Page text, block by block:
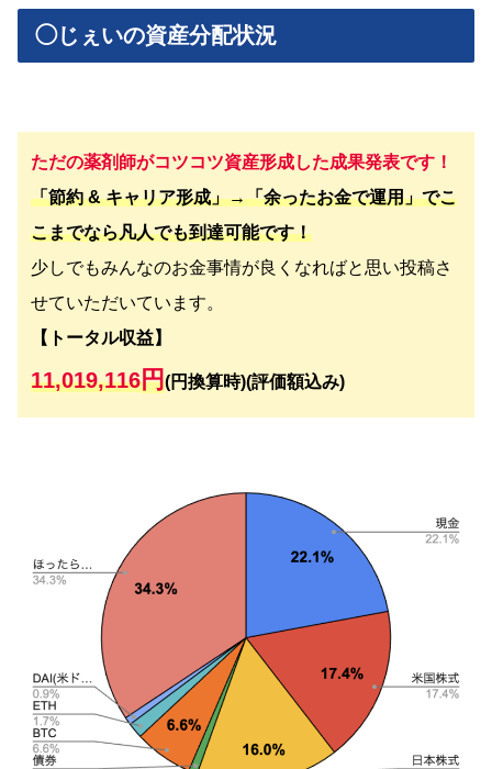
◯じぇいの資産分配状況
ただの薬剤師がコツコツ資産形成した成果発表です！
「節約 & キャリア形成」→「余ったお金で運用」でこ
こまでなら凡人でも到達可能です！
少しでもみんなのお金事情が良くなればと思い投稿さ
せていただいています。
【トータル収益】
11,019,116円(円換算時)(評価額込み)